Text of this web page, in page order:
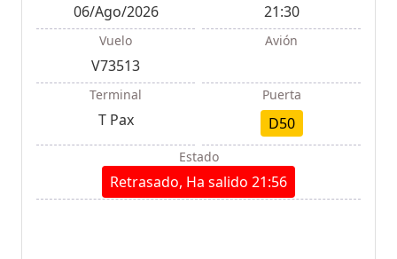
06/Ago/2026 21:30
Vuelo
V73513
Avión
Terminal
T Pax
Puerta
D50
Estado
Retrasado, Ha salido 21:56